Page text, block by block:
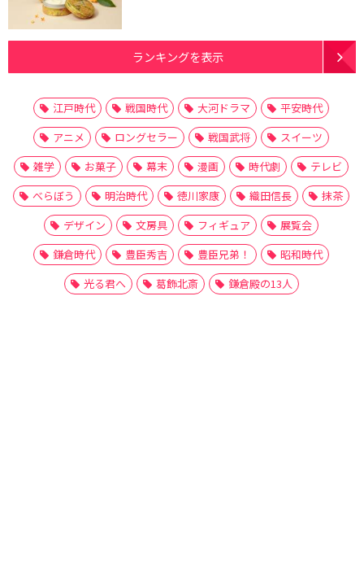
ランキングを表示
江戸時代 戦国時代 大河ドラマ
平安時代
アニメ
ロングセラー 戦国武将
スイーツ
雑学
お菓子 幕末 漫画 時代劇
テレビ
べらぼう
明治時代 徳川家康 織田信長
抹茶
デザイン
文房具 フィギュア
展覧会
鎌倉時代
豊臣秀吉 豊臣兄弟！
昭和時代
光る君へ
葛飾北斎 鎌倉殿の13人